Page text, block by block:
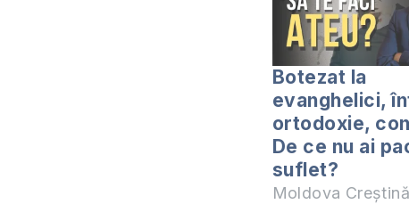
Botezat la
evanghelici,
ortodoxie,
De ce nu ai
suflet?
Moldova Creștină